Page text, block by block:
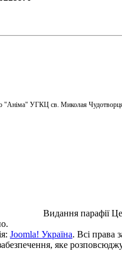
"Аніма" УГКЦ св. Миколая
Видання парафії
Joomla! Україна. Всі права
яке